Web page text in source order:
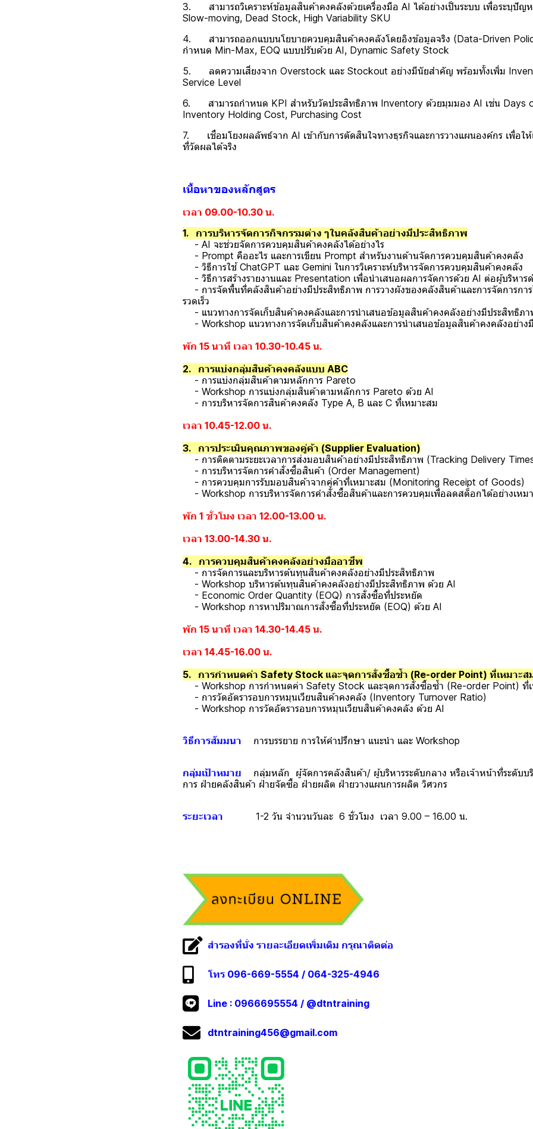
3. สามารถวิเคราะห์ข้อมูลสินค้าคงคลังด้วยเครื่องมือ AI ได้อย่างเป็นระบบ เพื่อระบุปัญห
Slow-moving, Dead Stock, High Variability SKU
4. สามารถออกแบบนโยบายควบคุมสินค้าคงคลังโดยอิงข้อมูลจริง (Data-Driven
กำหนด Min-Max, EOQ แบบปรับด้วย AI, Dynamic Safety Stock
5. ลดความเสี่ยงจาก Overstock และ Stockout อย่างมีนัยสำคัญ พร้อมทั้งเพิ่ม
Service Level
6. สามารถกำหนด KPI สำหรับวัดประสิทธิภาพ Inventory ด้วยมุมมอง AI เช่น Days
Inventory Holding Cost, Purchasing Cost
7. เชื่อมโยงผลลัพธ์จาก AI เข้ากับการตัดสินใจทางธุรกิจและการวางแผนองค์กร เพื่อใ
ที่วัดผลได้จริง
เนื้อหาของหลักสูตร
เวลา 09.00-10.30 น.
1. การบริหารจัดการกิจกรรมต่าง ๆในคลังสินค้าอย่างมีประสิทธิภาพ
- AI จะช่วยจัดการควบคุมสินค้าคงคลังได้อย่างไร
- Prompt คืออะไร และการเขียน Prompt สำหรับงานด้านจัดการควบคุมสินค้าคงคลัง
- วิธีการใช้ ChatGPT และ Gemini ในการวิเคราะห์บริหารจัดการควบคุมสินค้าคงคลัง
- วิธีการสร้างรายงานและ Presentation เพื่อนำเสนอผลการจัดการด้วย AI ต่อผู้บริหา
- การจัดพื้นที่คลังสินค้าอย่างมีประสิทธิภาพ การวางผังของคลังสินค้าและการจัดการกา
รวดเร็ว
- แนวทางการจัดเก็บสินค้าคงคลังและการนำเสนอข้อมูลสินค้าคงคลังอย่างมีประสิทธิภา
- Workshop แนวทางการจัดเก็บสินค้าคงคลังและการนำเสนอข้อมูลสินค้าคงคลังอย่าง
พัก 15 นาที เวลา 10.30-10.45 น.
2. การแบ่งกลุ่มสินค้าคงคลังแบบ ABC
- การแบ่งกลุ่มสินค้าตามหลักการ Pareto
- Workshop การแบ่งกลุ่มสินค้าตามหลักการ Pareto ด้วย AI
- การบริหารจัดการสินค้าคงคลัง Type A, B และ C ที่เหมาะสม
เวลา 10.45-12.00 น.
3. การประเมินคุณภาพของคู่ค้า (Supplier Evaluation)
- การติดตามระยะเวลาการส่งมอบสินค้าอย่างมีประสิทธิภาพ (Tracking Delivery
- การบริหารจัดการคำสั่งซื้อสินค้า (Order Management)
- การควบคุมการรับมอบสินค้าจากคู่ค้าที่เหมาะสม (Monitoring Receipt of Goods)
- Workshop การบริหารจัดการคำสั่งซื้อสินค้าและการควบคุมเพื่อลดสต็อกได้อย่างเหม
พัก 1 ชั่วโมง เวลา 12.00-13.00 น.
เวลา 13.00-14.30 น.
4. การควบคุมสินค้าคงคลังอย่างมืออาชีพ
- การจัดการและบริหารต้นทุนสินค้าคงคลังอย่างมีประสิทธิภาพ
- Workshop บริหารต้นทุนสินค้าคงคลังอย่างมีประสิทธิภาพ ด้วย AI
- Economic Order Quantity (EOQ) การสั่งซื้อที่ประหยัด
- Workshop การหาปริมาณการสั่งซื้อที่ประหยัด (EOQ) ด้วย AI
พัก 15 นาที เวลา 14.30-14.45 น.
เวลา 14.45-16.00 น.
5. การกำหนดค่า Safety Stock และจุดการสั่งซื้อซ้ำ (Re-order Point) ที่เหมาะส
- Workshop การกำหนดค่า Safety Stock และจุดการสั่งซื้อซ้ำ (Re-order Point) ที่เ
- การวัดอัตรารอบการหมุนเวียนสินค้าคงคลัง (Inventory Turnover Ratio)
- Workshop การวัดอัตรารอบการหมุนเวียนสินค้าคงคลัง ด้วย AI
วิธีการสัมมนา การบรรยาย การให้คำปรึกษา แนะนำ และ Workshop
กลุ่มเป้าหมาย กลุ่มหลัก ผู้จัดการคลังสินค้า/ ผู้บริหารระดับกลาง หรือเจ้าหน้าที่ระดับบ
การ ฝ่ายคลังสินค้า ฝ่ายจัดซื้อ ฝ่ายผลิต ฝ่ายวางแผนการผลิต วิศวกร
ระยะเวลา 1-2 วัน จำนวนวันละ 6 ชั่วโมง เวลา 9.00 – 16.00 น.
สำรองที่นั่ง รายละเอียดเพิ่มเติม กรุณาติดต่อ
โทร 096-669-5554 / 064-325-4946
Line : 0966695554 / @dtntraining
dtntraining456@gmail.com